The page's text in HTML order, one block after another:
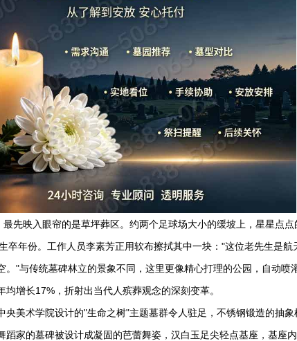
先映入眼帘的是草坪葬区。约两个足球场大小的缓坡上，星星点
卒年份。工作人员李素芳正用软布擦拭其中一块："这位老先生是航
"与传统墓碑林立的景象不同，这里更像精心打理的公园，自动喷
增长17%，折射出当代人殡葬观念的深刻变革。
央美术学院设计的"生命之树"主题墓群令人驻足，不锈钢锻造的抽
蹈家的墓碑被设计成凝固的芭蕾舞姿，汉白玉足尖轻点基座，基座